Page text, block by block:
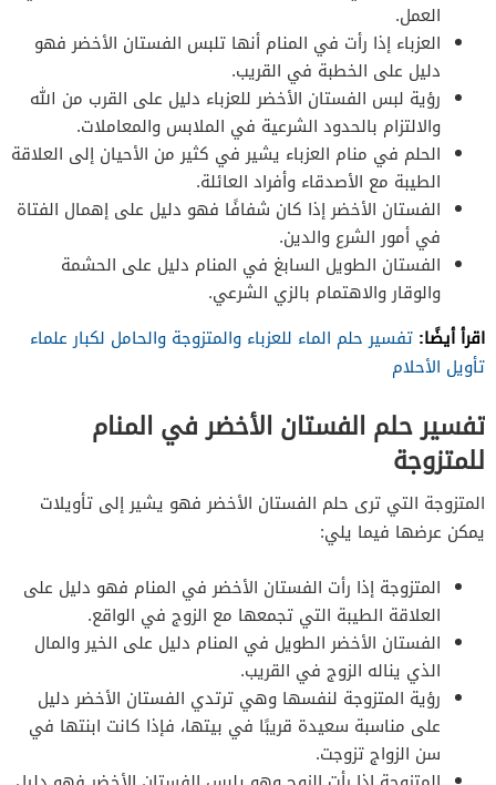
العمل.
العزباء إذا رأت في المنام أنها تلبس الفستان الأخضر فهو
دليل على الخطبة في القريب.
رؤية لبس الفستان الأخضر للعزباء دليل على القرب من الله
والالتزام بالحدود الشرعية في الملابس والمعاملات.
الحلم في منام العزباء يشير في كثير من الأحيان إلى العلاقة
الطيبة مع الأصدقاء وأفراد العائلة.
الفستان الأخضر إذا كان شفافًا فهو دليل على إهمال الفتاة
في أمور الشرع والدين.
الفستان الطويل السابغ في المنام دليل على الحشمة
والوقار والاهتمام بالزي الشرعي.
اقرأ أيضًا: تفسير حلم الماء للعزباء والمتزوجة والحامل لكبار علماء
تأويل الأحلام
تفسير حلم الفستان الأخضر في المنام
للمتزوجة
المتزوجة التي ترى حلم الفستان الأخضر فهو يشير إلى تأويلات
يمكن عرضها فيما يلي:
المتزوجة إذا رأت الفستان الأخضر في المنام فهو دليل على
العلاقة الطيبة التي تجمعها مع الزوج في الواقع.
الفستان الأخضر الطويل في المنام دليل على الخير والمال
الذي يناله الزوج في القريب.
رؤية المتزوجة لنفسها وهي ترتدي الفستان الأخضر دليل
على مناسبة سعيدة قريبًا في بيتها، فإذا كانت ابنتها في
سن الزواج تزوجت.